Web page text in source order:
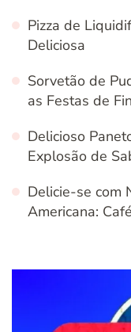
Pizza de
Deliciosa
Sorvetão de
as Festas de
Delicioso
Explosão de
Delicie-se com
Americana: